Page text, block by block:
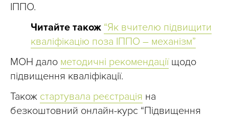
ІППО.
Читайте також “Як вчителю підвищити
кваліфікацію поза ІППО – механізм”
МОН дало методичні рекомендаціїщодо
підвищення кваліфікації.
Також стартувала реєстрація на
безкоштовний онлайн-курс “Підвищення